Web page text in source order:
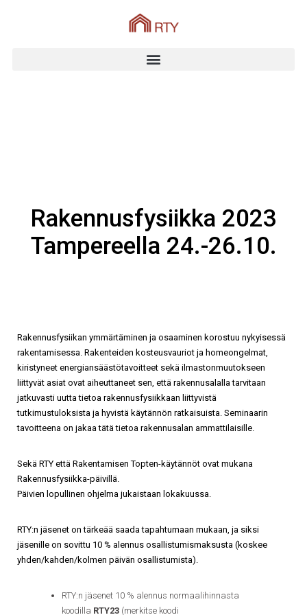
Rakennusfysiikka 2023
Tampereella 24.-26.10.
Rakennusfysiikan ymmärtäminen ja osaaminen korostuu nykyisessä
rakentamisessa. Rakenteiden kosteusvauriot ja homeongelmat,
kiristyneet energiansäästötavoitteet sekä ilmastonmuutokseen
liittyvät asiat ovat aiheuttaneet sen, että rakennusalalla tarvitaan
jatkuvasti uutta tietoa rakennusfysiikkaan liittyvistä
tutkimustuloksista ja hyvistä käytännön ratkaisuista. Seminaarin
tavoitteena on jakaa tätä tietoa rakennusalan ammattilaisille.
Sekä RTY että Rakentamisen Topten-käytännöt ovat mukana
Rakennusfysiikka-päivillä.
Päivien lopullinen ohjelma jukaistaan lokakuussa.
RTY:n jäsenet on tärkeää saada tapahtumaan mukaan, ja siksi
jäsenille on sovittu 10 % alennus osallistumismaksusta (koskee
yhden/kahden/kolmen päivän osallistumista).
RTY:n jäsenet 10 % alennus normaalihinnasta
koodilla RTY23 (merkitse koodi